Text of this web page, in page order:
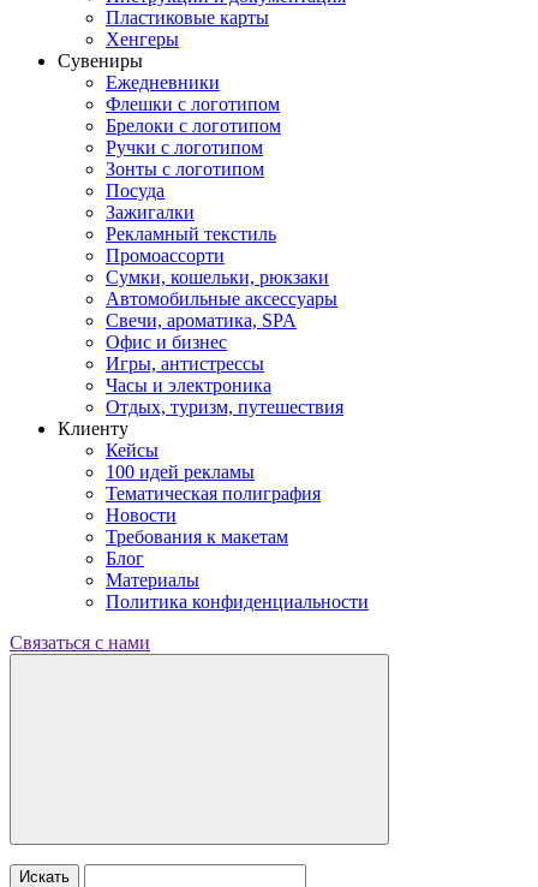
Пластиковые карты
Хенгеры
Сувениры
Ежедневники
Флешки с логотипом
Брелоки с логотипом
Ручки с логотипом
Зонты с логотипом
Посуда
Зажигалки
Рекламный текстиль
Промоассорти
Сумки, кошельки, рюкзаки
Автомобильные аксессуары
Свечи, ароматика, SPA
Офис и бизнес
Игры, антистрессы
Часы и электроника
Отдых, туризм, путешествия
Клиенту
Кейсы
100 идей рекламы
Тематическая полиграфия
Новости
Требования к макетам
Блог
Материалы
Политика конфиденциальности
Связаться с нами
Искать